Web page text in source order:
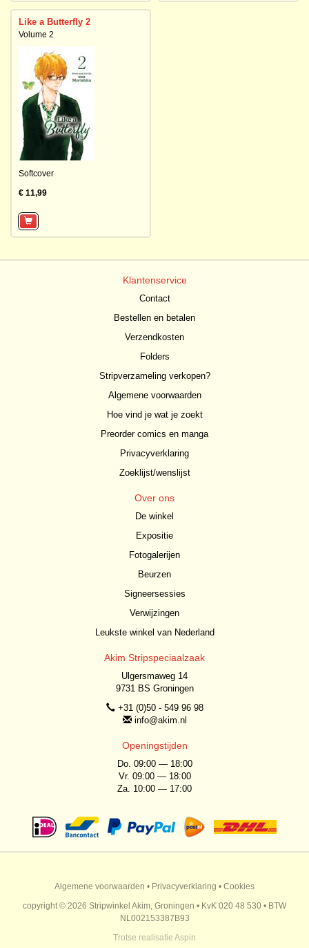
Like a Butterfly 2
Volume 2
Softcover
€ 11,99
Klantenservice
Contact
Bestellen en betalen
Verzendkosten
Folders
Stripverzameling verkopen?
Algemene voorwaarden
Hoe vind je wat je zoekt
Preorder comics en manga
Privacyverklaring
Zoeklijst/wenslijst
Over ons
De winkel
Expositie
Fotogalerijen
Beurzen
Signeersessies
Verwijzingen
Leukste winkel van Nederland
Akim Stripspeciaalzaak
Ulgersmaweg 14
9731 BS Groningen
+31 (0)50 - 549 96 98
info@akim.nl
Openingstijden
Do. 09:00 — 18:00
Vr. 09:00 — 18:00
Za. 10:00 — 17:00
Algemene voorwaarden • Privacyverklaring • Cookies
copyright © 2026 Stripwinkel Akim, Groningen • KvK 020 48 530 • BTW
NL002153387B93
Trotse realisatie Aspin